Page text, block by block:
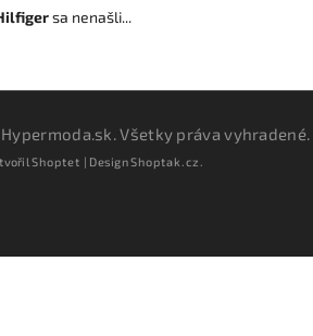
sa nenašli...
Hypermoda.sk. Všetky práva vyhradené.
Shoptet | DesignShoptak.cz.